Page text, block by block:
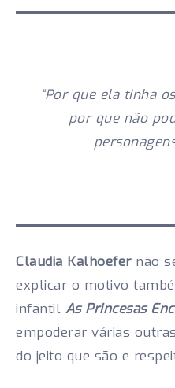
“Por que ela tinha
por que não
Claudia Kalhoefernão
explicar o motivo
infantil As Princesas
empoderar várias
do jeito que são e